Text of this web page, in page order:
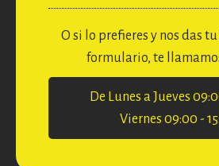
O si lo prefieres y nos das tu
formulario, te llamamos
De Lunes a Jueves
Viernes 09:00 -